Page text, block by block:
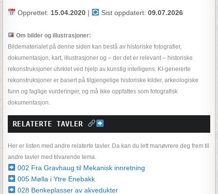
Opprettet: 15.04.2020 | Sist oppdatert:09.07.2026
Om bilder og illustrasjoner:
Bildematerialet på denne siden kan bestå av historiske fotografier,
dokumentasjon, kart, illustrasjoner og – der det er relevant – historiske
rekonstruksjoner utviklet ved hjelp av kunstig intelligens. KI-genererte
rekonstruksjoner er basert på tilgjengelige historiske kilder, arkeologiske
funn og faglige vurderinger, og må ikke oppfattes som fotografisk
dokumentasjon.
RELATERTE TAVLER
Her er listen med andre relaterte tavler. Da kan du lett manøvrere deg frem til
andre tavler med tilvarende tema.
002 Fra Gravhaug til Mekanisk innretning
005 Mølla i Ytre Enebakk
028 Benkeplasser av akvedukter